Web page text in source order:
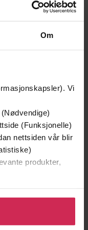
Om
Vi
(Funksjonelle)
nettsiden vår blir
produkter,
samtykke til å
Du kan også
ved å klikke
199,-
Tante Ulrikkes vei
Zeshan Shakar